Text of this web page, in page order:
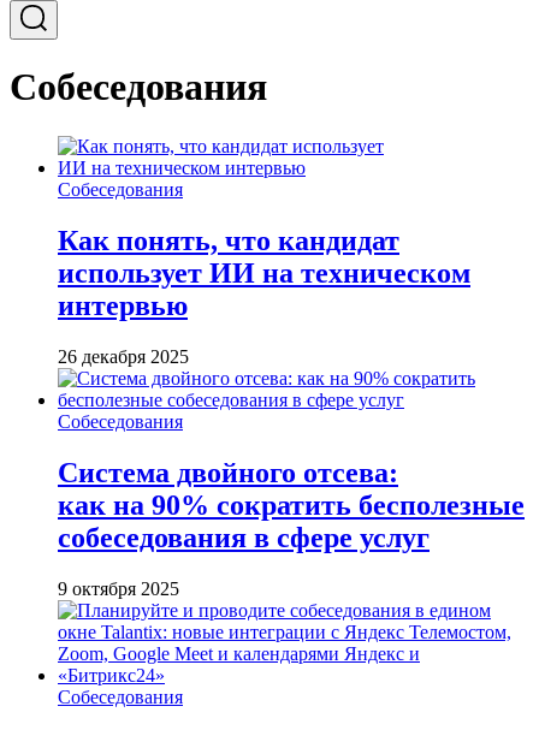
Собеседования
Собеседования
Как понять, что кандидат
использует ИИ на техническом
интервью
26 декабря 2025
Собеседования
Система двойного отсева:
как на 90% сократить бесполезные
собеседования в сфере услуг
9 октября 2025
Собеседования